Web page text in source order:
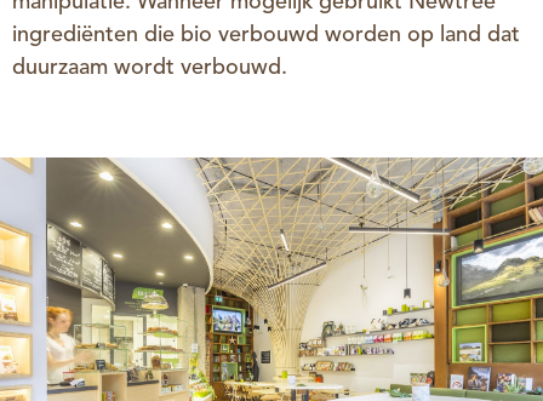
ingrediënten die bio verbouwd worden op land dat
duurzaam wordt verbouwd.